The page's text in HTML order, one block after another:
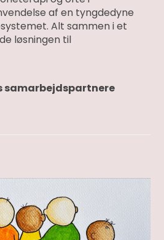
af en tyngdedyne
Alt sammen i et
løsningen til
samarbejdspartnere